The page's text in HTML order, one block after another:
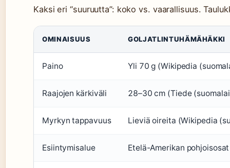
Kaksi eri “suuruutta”: koko vs. vaarallisuus.
OMINAISUUS GOLJATLINTUHÄMÄHÄKKI
Paino Yli 70 g (Wikipedia
Raajojen kärkiväli 28–30 cm (Tiede
Myrkyn tappavuus Lieviä oireita (Wikipedia
Esiintymisalue Etelä-Amerikan